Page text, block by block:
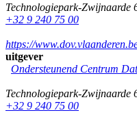
Technologiepark-Zwijnaarde
+32 9 240 75 00
https://
uitgever
Ondersteunend Centrum
Technologiepark-Zwijnaarde
+32 9 240 75 00